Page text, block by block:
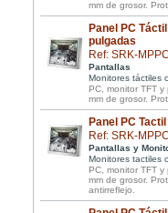
mm de grosor.
Panel PC
pulgadas
Ref: SRK-
Pantallas
Monitores táctiles
PC, monitor TFT
mm de grosor.
Panel PC
Ref: SRK-
Pantallas y
Monitores tactiles
PC, monitor TFT
mm de grosor.
antirreflejo.